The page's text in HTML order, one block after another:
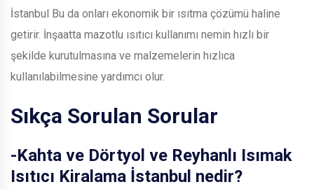
İstanbul Bu da onları ekonomik bir ısıtma çözümü haline
getirir. İnşaatta mazotlu ısıtıcı kullanımı nemin hızlı bir
şekilde kurutulmasına ve malzemelerin hızlıca
kullanılabilmesine yardımcı olur.
Sıkça Sorulan Sorular
-Kahta ve Dörtyol ve Reyhanlı Isımak
Isıtıcı Kiralama İstanbul nedir?